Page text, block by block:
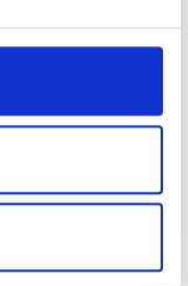
Maßnahmen
Unternehmen in
zu
relevanten